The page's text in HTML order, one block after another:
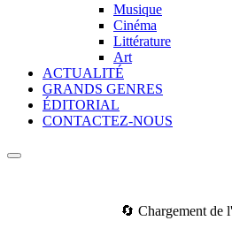
Musique
Cinéma
Littérature
Art
ACTUALITÉ
GRANDS GENRES
ÉDITORIAL
CONTACTEZ-NOUS
🔄 Chargement de